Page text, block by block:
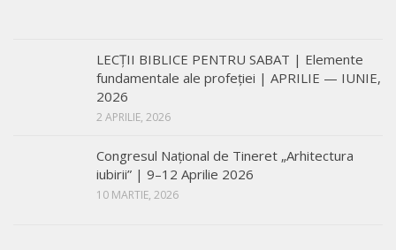
LECŢII BIBLICE PENTRU SABAT | Elemente
fundamentale ale profeției | APRILIE — IUNIE,
2026
2 APRILIE, 2026
Congresul Național de Tineret „Arhitectura
iubirii” | 9–12 Aprilie 2026
10 MARTIE, 2026